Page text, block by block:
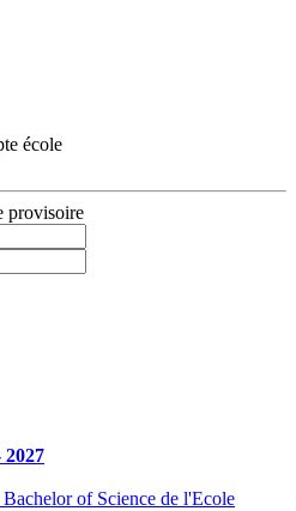
école
provisoire
2027
of Science de l'Ecole